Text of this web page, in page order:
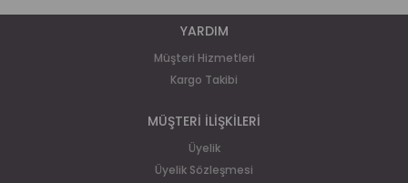
YARDIM
Müşteri Hizmetleri
Kargo Takibi
MÜŞTERİ İLİŞKİLERİ
Üyelik
Üyelik Sözleşmesi